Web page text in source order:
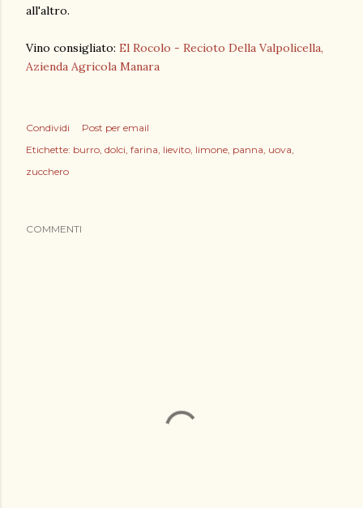
all'altro.
Vino consigliato: El Rocolo - Recioto Della Valpolicella,
Azienda Agricola Manara
Condividi
Post per email
Etichette: burro dolci farina lievito limone panna uova
zucchero
COMMENTI